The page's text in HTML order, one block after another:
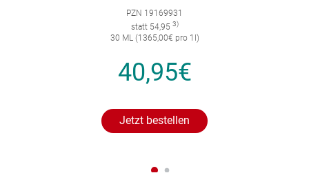
PZN 19169931
statt 54,95 3)
30 ML (1365,00€ pro 1l)
40,95€
Jetzt bestellen